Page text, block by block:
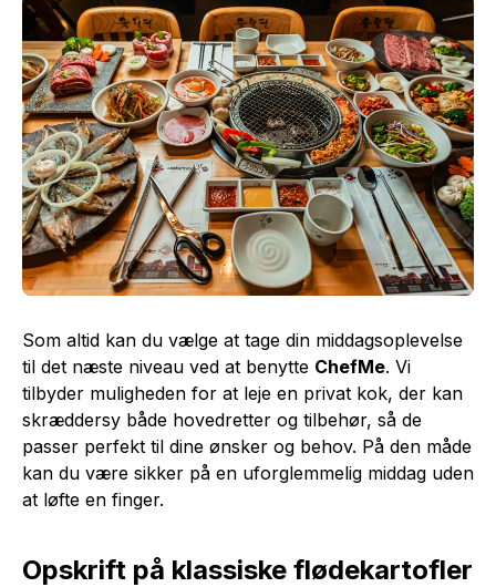
Som altid kan du vælge at tage din middagsoplevelse
til det næste niveau ved at benytte ChefMe. Vi
tilbyder muligheden for at leje en privat kok, der kan
skræddersy både hovedretter og tilbehør, så de
passer perfekt til dine ønsker og behov. På den måde
kan du være sikker på en uforglemmelig middag uden
at løfte en finger.
Opskrift på klassiske flødekartofler